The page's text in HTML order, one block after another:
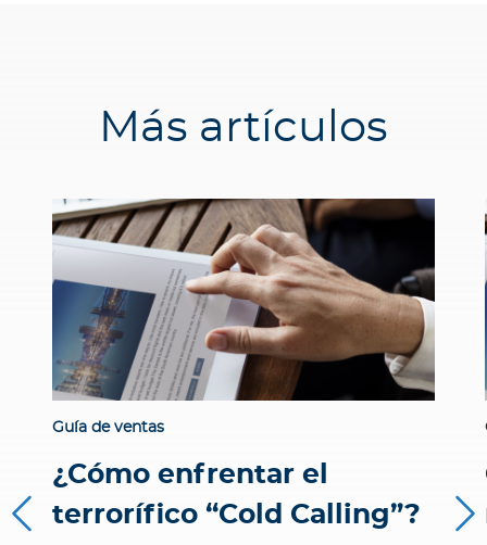
Más artículos
Guía de ventas
¿Cómo enfrentar el
terrorífico “Cold Calling”?